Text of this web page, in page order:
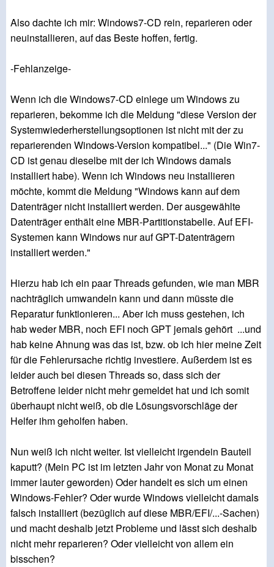
Also dachte ich mir: Windows7-CD rein, reparieren oder
neuinstallieren, auf das Beste hoffen, fertig.
-Fehlanzeige-
Wenn ich die Windows7-CD einlege um Windows zu
reparieren, bekomme ich die Meldung "diese Version der
Systemwiederherstellungsoptionen ist nicht mit der zu
reparierenden Windows-Version kompatibel..." (Die Win7-
CD ist genau dieselbe mit der ich Windows damals
installiert habe). Wenn ich Windows neu installieren
möchte, kommt die Meldung "Windows kann auf dem
Datenträger nicht installiert werden. Der ausgewählte
Datenträger enthält eine MBR-Partitionstabelle. Auf EFI-
Systemen kann Windows nur auf GPT-Datenträgern
installiert werden."
Hierzu hab ich ein paar Threads gefunden, wie man MBR
nachträglich umwandeln kann und dann müsste die
Reparatur funktionieren... Aber ich muss gestehen, ich
hab weder MBR, noch EFI noch GPT jemals gehört ...und
hab keine Ahnung was das ist, bzw. ob ich hier meine Zeit
für die Fehlerursache richtig investiere. Außerdem ist es
leider auch bei diesen Threads so, dass sich der
Betroffene leider nicht mehr gemeldet hat und ich somit
überhaupt nicht weiß, ob die Lösungsvorschläge der
Helfer ihm geholfen haben.
Nun weiß ich nicht weiter. Ist vielleicht irgendein Bauteil
kaputt? (Mein PC ist im letzten Jahr von Monat zu Monat
immer lauter geworden) Oder handelt es sich um einen
Windows-Fehler? Oder wurde Windows vielleicht damals
falsch installiert (bezüglich auf diese MBR/EFI/...-Sachen)
und macht deshalb jetzt Probleme und lässt sich deshalb
nicht mehr reparieren? Oder vielleicht von allem ein
bisschen?